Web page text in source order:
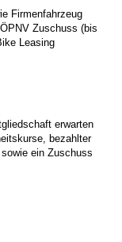
Firmenfahrzeug
Zuschuss (bis
Leasing
erwarten
bezahlter
ein Zuschuss